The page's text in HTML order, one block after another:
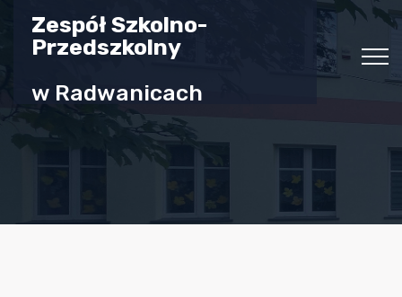
Zespół Szkolno-
Przedszkolny
w Radwanicach